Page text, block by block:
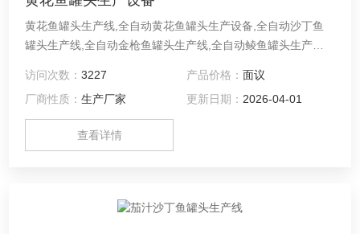
黄花鱼罐头生产线,全自动黄花鱼罐头生产设备,全自动沙丁鱼
罐头生产线,全自动金枪鱼罐头生产线,全自动鲮鱼罐头生产加
宠物海鲜罐头生产线成套设备原料→解冻→输送→去内脏→清
洗→输送→蒸煮→冷却→去头去尾去骨→去红肉输送→装盘→
装罐→称重修正→加汁→真空封罐机→洗罐机→装笼→杀菌→
卸笼→检测→贴标→喷码→装箱→入库
访问次数：3227 产品价格： 面议
厂商性质：生产厂家 更新日期： 2026-04-01
查看详情